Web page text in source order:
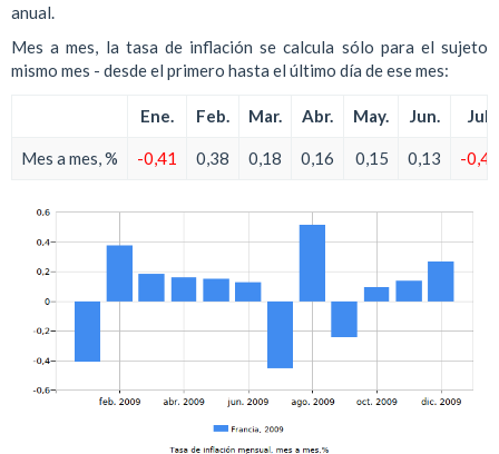
anual.
Mes a mes, la tasa de inflación se calcula sólo para el sujeto
mismo mes - desde el primero hasta el último día de ese mes:
Ene. Feb. Mar. Abr. May. Jun. Jul.
Mes a mes, % -0,41 0,38 0,18 0,16 0,15 0,13 -0,45